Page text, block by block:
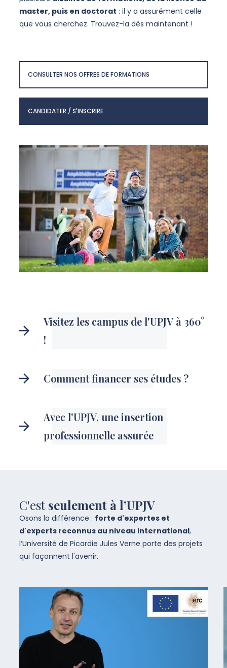
master, puis en doctorat : il y a assurément celle
que vous cherchez. Trouvez-la dès maintenant !
CONSULTER NOS OFFRES DE FORMATIONS
CANDIDATER / S'INSCRIRE
Visitez les campus de l'UPJV à 360°
!
Comment financer ses études ?
Avec l'UPJV, une insertion
professionnelle assurée
C'estseulement à l’UPJV
Osons la différence : forte d'expertes et
d'experts reconnus au niveau international,
l‘Université de Picardie Jules Verne porte des projets
qui façonnent l'avenir.